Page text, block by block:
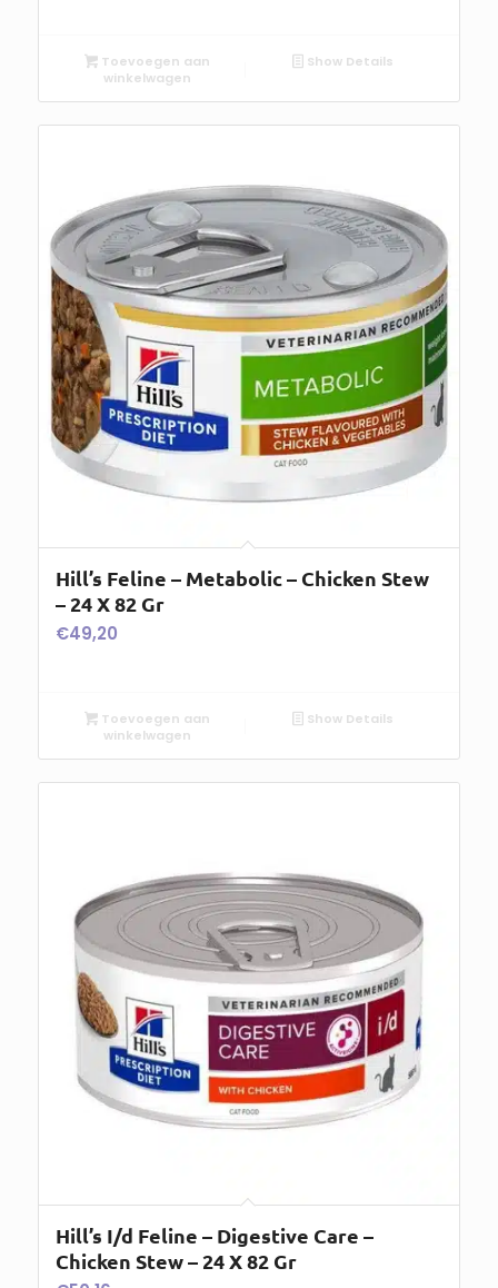
Toevoegen aan
winkelwagen
Show Details
Hill’s Feline – Metabolic – Chicken Stew
– 24 X 82 Gr
€49,20
Toevoegen aan
winkelwagen
Show Details
Hill’s I/d Feline – Digestive Care –
Chicken Stew – 24 X 82 Gr